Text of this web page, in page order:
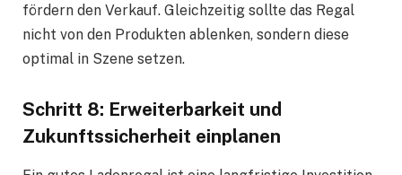
fördern den Verkauf. Gleichzeitig sollte das Regal
nicht von den Produkten ablenken, sondern diese
optimal in Szene setzen.
Schritt 8: Erweiterbarkeit und
Zukunftssicherheit einplanen